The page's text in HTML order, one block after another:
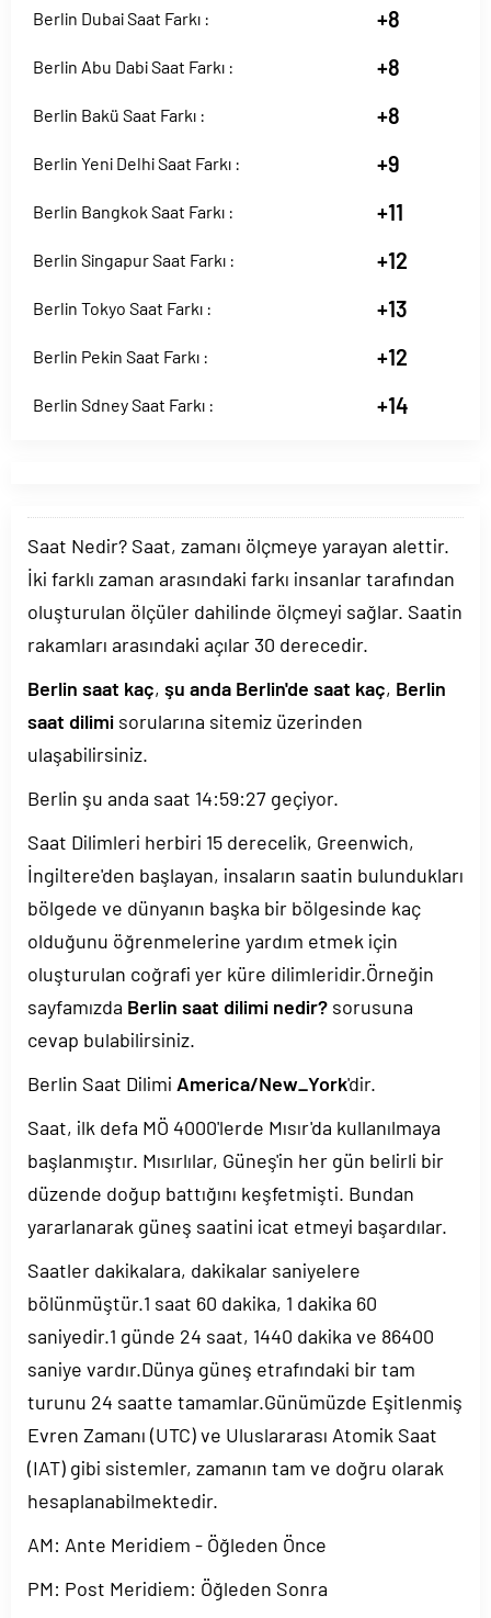
Berlin Dubai Saat Farkı : +8
Berlin Abu Dabi Saat Farkı : +8
Berlin Bakü Saat Farkı : +8
Berlin Yeni Delhi Saat Farkı : +9
Berlin Bangkok Saat Farkı : +11
Berlin Singapur Saat Farkı : +12
Berlin Tokyo Saat Farkı : +13
Berlin Pekin Saat Farkı : +12
Berlin Sdney Saat Farkı : +14
Saat Nedir? Saat, zamanı ölçmeye yarayan alettir.
İki farklı zaman arasındaki farkı insanlar tarafından
oluşturulan ölçüler dahilinde ölçmeyi sağlar. Saatin
rakamları arasındaki açılar 30 derecedir.
Berlin saat kaç, şu anda Berlin'de saat kaç, Berlin
saat dilimi sorularına sitemiz üzerinden
ulaşabilirsiniz.
Berlin şu anda saat 14:59:27 geçiyor.
Saat Dilimleri herbiri 15 derecelik, Greenwich,
İngiltere'den başlayan, insaların saatin bulundukları
bölgede ve dünyanın başka bir bölgesinde kaç
olduğunu öğrenmelerine yardım etmek için
oluşturulan coğrafi yer küre dilimleridir.Örneğin
sayfamızda Berlin saat dilimi nedir? sorusuna
cevap bulabilirsiniz.
Berlin Saat Dilimi America/New_York'dir.
Saat, ilk defa MÖ 4000'lerde Mısır'da kullanılmaya
başlanmıştır. Mısırlılar, Güneş'in her gün belirli bir
düzende doğup battığını keşfetmişti. Bundan
yararlanarak güneş saatini icat etmeyi başardılar.
Saatler dakikalara, dakikalar saniyelere
bölünmüştür.1 saat 60 dakika, 1 dakika 60
saniyedir.1 günde 24 saat, 1440 dakika ve 86400
saniye vardır.Dünya güneş etrafındaki bir tam
turunu 24 saatte tamamlar.Günümüzde Eşitlenmiş
Evren Zamanı (UTC) ve Uluslararası Atomik Saat
(IAT) gibi sistemler, zamanın tam ve doğru olarak
hesaplanabilmektedir.
AM: Ante Meridiem - Öğleden Önce
PM: Post Meridiem: Öğleden Sonra